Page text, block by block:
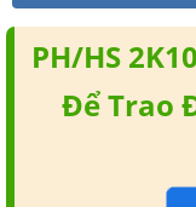
PH/HS
Để Trao